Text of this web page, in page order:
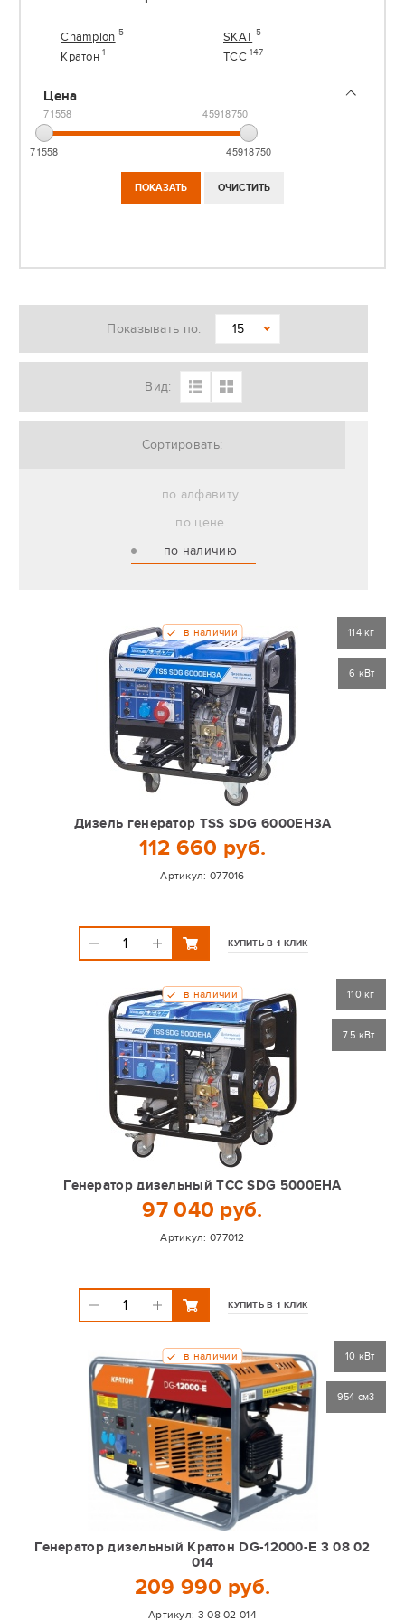
Champion 5 SKAT 5
Кратон 1 ТСС 147
Цена
71558 45918750
71558 45918750
Показывать по: 15
Вид:
Сортировать:
по алфавиту
по цене
по наличию
Дизель генератор TSS SDG 6000EH3A
112 660 руб.
Артикул: 077016
в наличии
КУПИТЬ В 1 КЛИК
114 кг
6 кВт
Генератор дизельный TCC SDG 5000EHA
97 040 руб.
Артикул: 077012
в наличии
КУПИТЬ В 1 КЛИК
110 кг
7.5 кВт
Генератор дизельный Кратон DG-12000-E 3 08 02
014
209 990 руб.
Артикул: 3 08 02 014
в наличии 10 кВт
954 см3